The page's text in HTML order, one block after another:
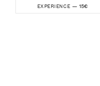
EXPERIENCE — 15€